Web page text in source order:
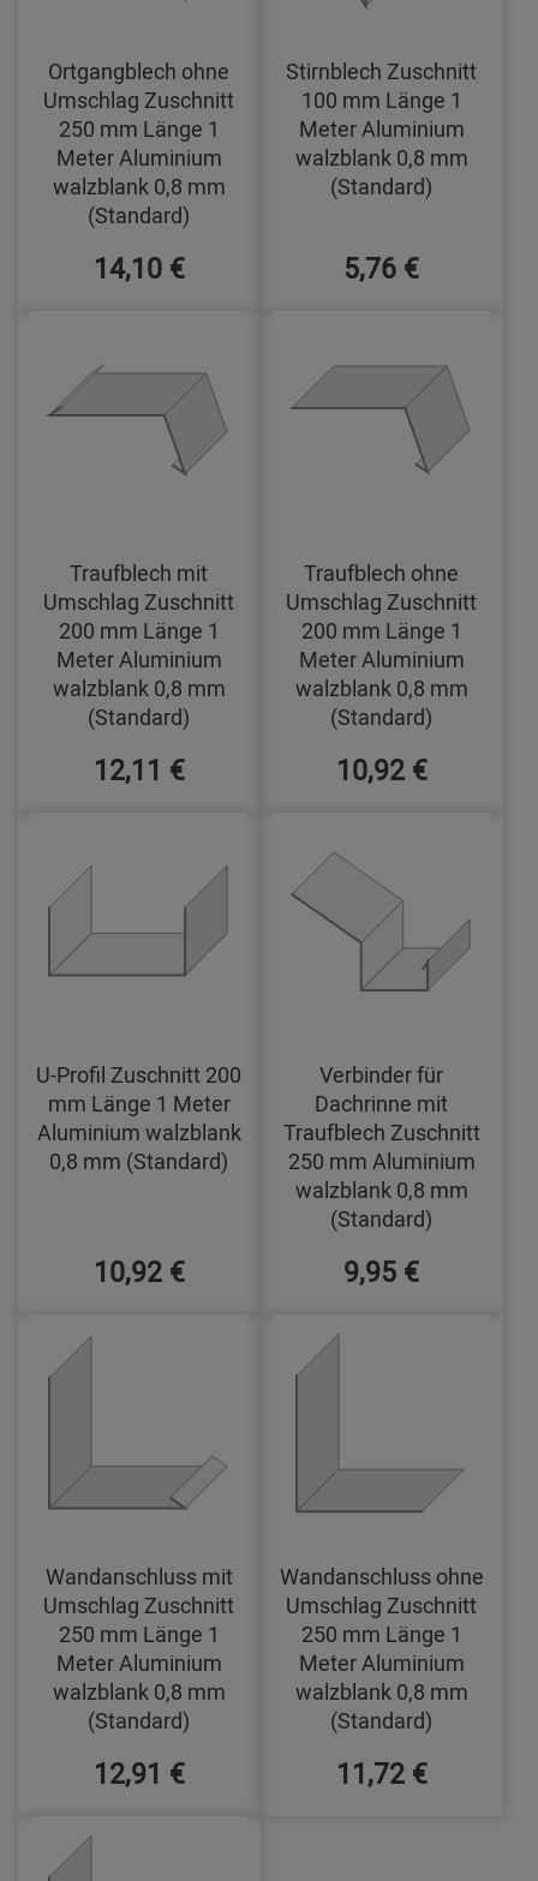
Ortgangblech ohne
Umschlag Zuschnitt
250 mm Länge 1
Meter Aluminium
walzblank 0,8 mm
(Standard)
14,10 €
Stirnblech Zuschnitt
100 mm Länge 1
Meter Aluminium
walzblank 0,8 mm
(Standard)
5,76 €
Traufblech mit
Umschlag Zuschnitt
200 mm Länge 1
Meter Aluminium
walzblank 0,8 mm
(Standard)
12,11 €
Traufblech ohne
Umschlag Zuschnitt
200 mm Länge 1
Meter Aluminium
walzblank 0,8 mm
(Standard)
10,92 €
U-Profil Zuschnitt 200
mm Länge 1 Meter
Aluminium walzblank
0,8 mm (Standard)
10,92 €
Verbinder für
Dachrinne mit
Traufblech Zuschnitt
250 mm Aluminium
walzblank 0,8 mm
(Standard)
9,95 €
Wandanschluss mit
Umschlag Zuschnitt
250 mm Länge 1
Meter Aluminium
walzblank 0,8 mm
(Standard)
12,91 €
Wandanschluss ohne
Umschlag Zuschnitt
250 mm Länge 1
Meter Aluminium
walzblank 0,8 mm
(Standard)
11,72 €